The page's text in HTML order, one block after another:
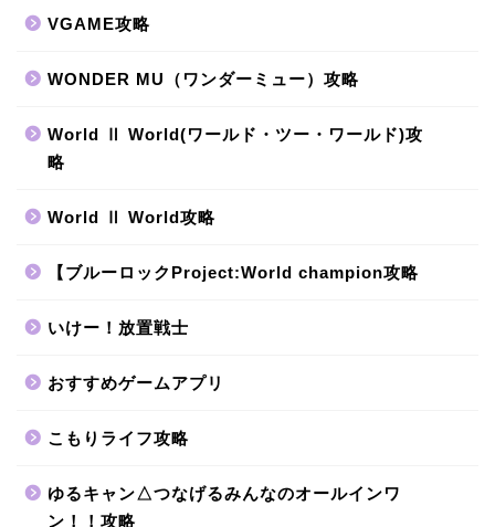
VGAME攻略
WONDER MU（ワンダーミュー）攻略
World Ⅱ World(ワールド・ツー・ワールド)攻
略
World Ⅱ World攻略
【ブルーロックProject:World champion攻略
いけー！放置戦士
おすすめゲームアプリ
こもりライフ攻略
ゆるキャン△つなげるみんなのオールインワ
ン！！攻略